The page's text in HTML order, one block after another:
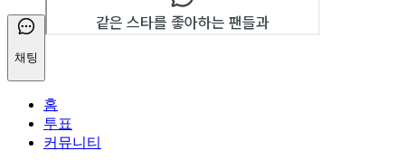
채팅
홈
투표
커뮤니티